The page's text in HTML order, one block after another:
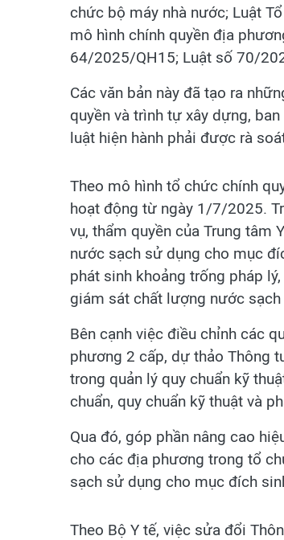
chức bộ máy nhà nước; Luật
mô hình chính quyền địa
64/2025/QH15; Luật số 70/
Các văn bản này đã tạo ra
quyền và trình tự xây dựng,
luật hiện hành phải được rà
Theo mô hình tổ chức chính
hoạt động từ ngày 1/7/2025.
vụ, thẩm quyền của Trung tâm
nước sạch sử dụng cho mục
phát sinh khoảng trống pháp
giám sát chất lượng nước
Bên cạnh việc điều chỉnh các
phương 2 cấp, dự thảo Thông
trong quản lý quy chuẩn kỹ
chuẩn, quy chuẩn kỹ thuật và
Qua đó, góp phần nâng cao
cho các địa phương trong tổ
sạch sử dụng cho mục đích
Theo Bộ Y tế, việc sửa đổi